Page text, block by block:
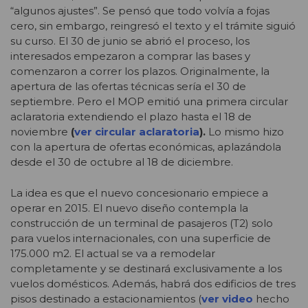
“algunos ajustes”. Se pensó que todo volvía a fojas
cero, sin embargo, reingresó el texto y el trámite siguió
su curso. El 30 de junio se abrió el proceso, los
interesados empezaron a comprar las bases y
comenzaron a correr los plazos. Originalmente, la
apertura de las ofertas técnicas sería el 30 de
septiembre. Pero el MOP emitió una primera circular
aclaratoria extendiendo el plazo hasta el 18 de
noviembre (ver circular aclaratoria). Lo mismo hizo
con la apertura de ofertas económicas, aplazándola
desde el 30 de octubre al 18 de diciembre.
La idea es que el nuevo concesionario empiece a
operar en 2015. El nuevo diseño contempla la
construcción de un terminal de pasajeros (T2) solo
para vuelos internacionales, con una superficie de
175.000 m2. El actual se va a remodelar
completamente y se destinará exclusivamente a los
vuelos domésticos. Además, habrá dos edificios de tres
pisos destinado a estacionamientos (ver video hecho